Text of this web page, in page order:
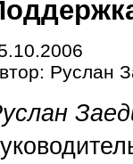
Руслан